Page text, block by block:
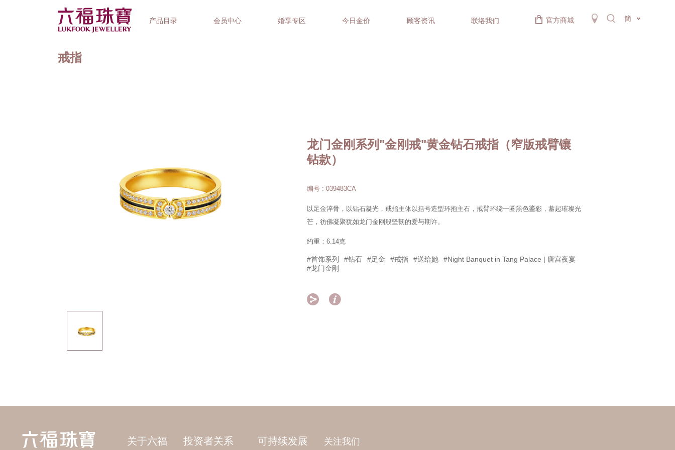
产品目录 会员中心 婚享专区 今日金价 顾客资讯 联络我们 官方商城 簡
戒指
龙门金刚系列"金刚戒"黄金钻石戒指（窄版戒臂镶
钻款）
编号 : 039483CA
以足金淬骨，以钻石凝光，戒指主体以括号造型环抱主石，戒臂环绕一圈黑色鎏彩，蓄起璀璨光
芒，彷佛凝聚犹如龙门金刚般坚韧的爱与期许。
约重：6.14克
#首饰系列 #钻石 #足金 #戒指 #送给她
#Night Banquet in Tang Palace | 唐宫夜宴
#龙门金刚
 
关于六福 投资者关系 可持续发展 关注我们